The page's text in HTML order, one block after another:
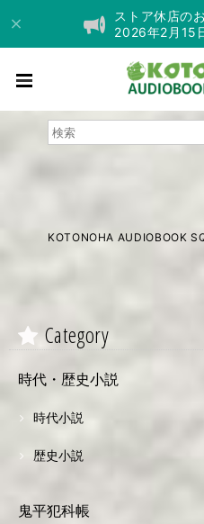
ストア休店の
2026年2月15
KOTONOHA AUDIOBOOK
Category
時代・歴史小説
時代小説
歴史小説
鬼平犯科帳